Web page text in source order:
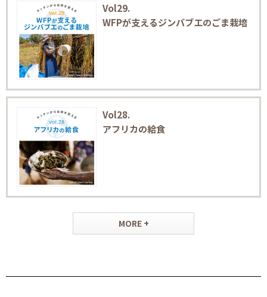
Vol29.
WFPが支えるジンバブエのごま栽培
Vol28.
アフリカの給食
MORE +